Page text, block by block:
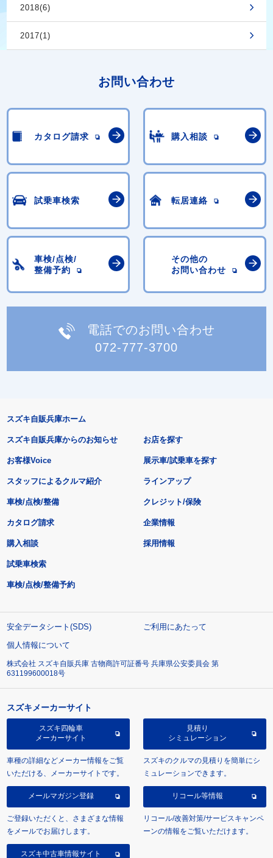
2018(6)
2017(1)
お問い合わせ
カタログ請求 購入相談
試乗車検索 転居連絡
車検/点検/
整備予約
その他の
お問い合わせ
電話でのお問い合わせ
072-777-3700
スズキ自販兵庫ホーム
スズキ自販兵庫からのお知らせ
お客様Voice
スタッフによるクルマ紹介
お店を探す
展示車/試乗車を探す
ラインアップ
車検/点検/整備 クレジット/保険
カタログ請求
購入相談
試乗車検索
車検/点検/整備予約
企業情報
採用情報
安全データシート(SDS)
ご利用にあたって
個人情報について
株式会社 スズキ自販兵庫 古物商許可証番号 兵庫県公安委員会 第
631199600018号
スズキメーカーサイト
スズキ四輪車
メーカーサイト
車種の詳細などメーカー情報をご覧
いただける、メーカーサイトです。
見積り
シミュレーション
スズキのクルマの見積りを簡単にシ
ミュレーションできます。
メールマガジン登録
ご登録いただくと、さまざまな情報
をメールでお届けします。
リコール等情報
リコール/改善対策/サービスキャンペ
ーンの情報をご覧いただけます。
スズキ中古車情報サイト